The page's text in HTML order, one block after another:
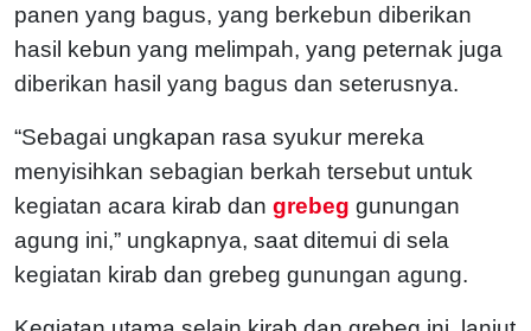
panen yang bagus, yang berkebun diberikan
hasil kebun yang melimpah, yang peternak juga
diberikan hasil yang bagus dan seterusnya.
“Sebagai ungkapan rasa syukur mereka
menyisihkan sebagian berkah tersebut untuk
kegiatan acara kirab dan grebeg gunungan
agung ini,” ungkapnya, saat ditemui di sela
kegiatan kirab dan grebeg gunungan agung.